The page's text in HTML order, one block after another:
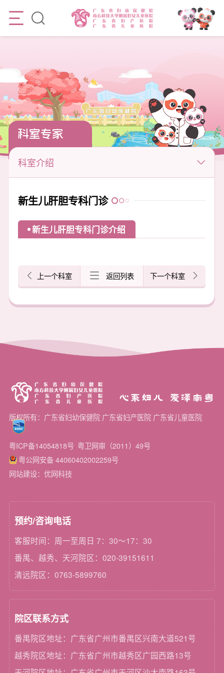
科室介绍
科室专家
新生儿肝胆专科门诊
新生儿肝胆专科门诊介绍
上一个科室 返回列表 下一个科室
心系妇儿 爱泽南粤
版权所有：广东省妇幼保健院 广东省妇产医院 广东省儿童医院
粤ICP备14054818号 粤卫网审（2011）49号
粤公网安备 44060402002259号
网站建设：优网科技
预约/咨询电话
客服时间：周一至周日 7：30～17：30
番禺、越秀、天河院区：020-39151611
清远院区：0763-5899760
院区联系方式
番禺院区地址：广东省广州市番禺区兴南大道521号
越秀院区地址：广东省广州市越秀区广园西路13号